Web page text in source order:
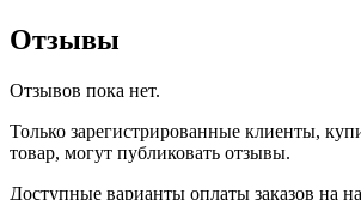
Отзывы
Отзывов пока нет.
Только зарегистрированные клиенты,
товар, могут публиковать отзывы.
Доступные варианты оплаты заказов на